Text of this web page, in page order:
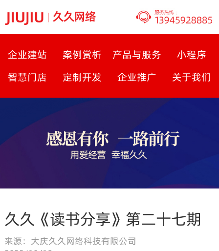
企业建站 案例赏析 产品与服务
小程序
智慧门店
定制开发 企业推广 关于我们
久久《读书分享》第二十七期
来源： 大庆久久网络科技有限公司